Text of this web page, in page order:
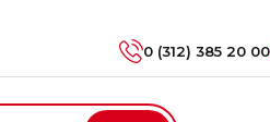
0 (312) 385 20 00